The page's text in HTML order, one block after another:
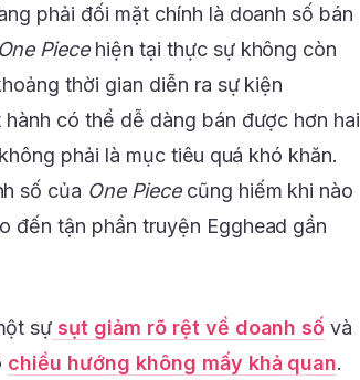
phải đối mặt chính là doanh số bán
One Piecehiện tại thực sự không còn
thời gian diễn ra sự kiện
có thể dễ dàng bán được hơn hai
phải là mục tiêu quá khó khăn.
số của One Piececũng hiếm khi nào
đến tận phần truyện Egghead gần
sự sụt giảm rõ rệt về doanh số và
chiều hướng không mấy khả quan.